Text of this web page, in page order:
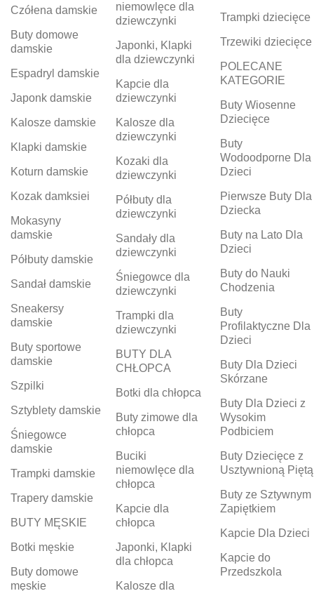
Czółena damskie
Buty domowe
damskie
Espadryl damskie
Japonk damskie
Kalosze damskie
Klapki damskie
Koturn damskie
Kozak damksiei
Mokasyny
damskie
Półbuty damskie
Sandał damskie
Sneakersy
damskie
Buty sportowe
damskie
Szpilki
Sztyblety damskie
Śniegowce
damskie
Trampki damskie
Trapery damskie
BUTY MĘSKIE
Botki męskie
Buty domowe
męskie
niemowlęce dla
dziewczynki
Japonki, Klapki
dla dziewczynki
Kapcie dla
dziewczynki
Kalosze dla
dziewczynki
Kozaki dla
dziewczynki
Półbuty dla
dziewczynki
Sandały dla
dziewczynki
Śniegowce dla
dziewczynki
Trampki dla
dziewczynki
BUTY DLA
CHŁOPCA
Botki dla chłopca
Buty zimowe dla
chłopca
Buciki
niemowlęce dla
chłopca
Kapcie dla
chłopca
Japonki, Klapki
dla chłopca
Kalosze dla
Trampki dziecięce
Trzewiki dziecięce
POLECANE
KATEGORIE
Buty Wiosenne
Dziecięce
Buty
Wodoodporne Dla
Dzieci
Pierwsze Buty Dla
Dziecka
Buty na Lato Dla
Dzieci
Buty do Nauki
Chodzenia
Buty
Profilaktyczne Dla
Dzieci
Buty Dla Dzieci
Skórzane
Buty Dla Dzieci z
Wysokim
Podbiciem
Buty Dziecięce z
Usztywnioną Piętą
Buty ze Sztywnym
Zapiętkiem
Kapcie Dla Dzieci
Kapcie do
Przedszkola